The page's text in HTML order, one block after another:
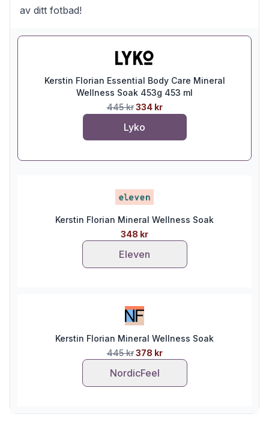
av ditt fotbad!
Kerstin Florian Essential Body Care Mineral
Wellness Soak 453g 453 ml
445 kr 334 kr
Lyko
Kerstin Florian Mineral Wellness Soak
348 kr
Eleven
Kerstin Florian Mineral Wellness Soak
445 kr 378 kr
NordicFeel